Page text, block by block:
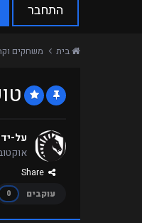
התחבר
בית משחקים
על-
אוקטובר 27,
עוקבים
0